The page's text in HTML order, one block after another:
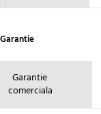
Garantie
Garantie
comerciala